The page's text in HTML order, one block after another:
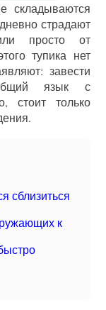
складываются
страдают
просто от
тупика нет
завести
язык с
стоит только
сблизиться
к